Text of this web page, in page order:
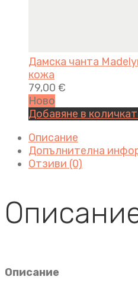
Дамска чанта
кожа
79,00 €
Ново
Добавяне в
Описание
Допълнителна
Отзиви (0)
Описание